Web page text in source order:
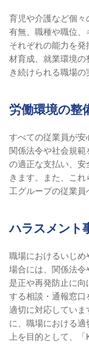
育児や介護など個
有無、職種や職位
それぞれの能力を
材育成、就業環境
き続けられる職場の
労働環境の整
すべての従業員が安
関係法令や社会規
の適正な支払い、
きます。また、こ
工グループの従業員
ハラスメント
職場におけるいじめ
場合には、関係法令
是正や再発防止に向
する相談・通報窓口
適切に対応していま
に、職場における
上を目的として、